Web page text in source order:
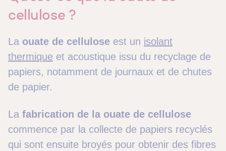
cellulose ?
La ouate de cellulose est un isolant
thermique et acoustique issu du recyclage de
papiers, notamment de journaux et de chutes
de papier.
La fabrication de la ouate de cellulose
commence par la collecte de papiers recyclés
qui sont ensuite broyés pour obtenir des fibres